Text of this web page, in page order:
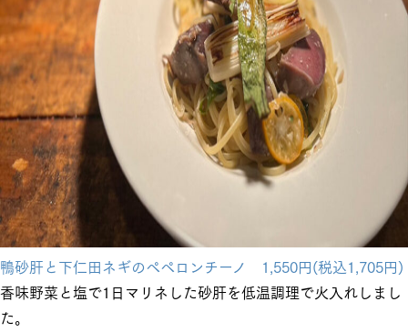
鴨砂肝と下仁田ネギのペペロンチーノ 1,550円(税込1,705円)
香味野菜と塩で1日マリネした砂肝を低温調理で火入れしまし
た。